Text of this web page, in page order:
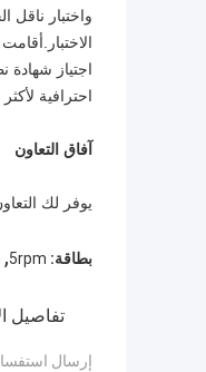
واختبار ناقل
احترافية لأكثر من 100 مستخدم في الداخل والخارج وهي مستمرة الآن
آفاق التعاون
يوفر لك
بطاقة: 5rpm
,
تفاصيل
إرسال